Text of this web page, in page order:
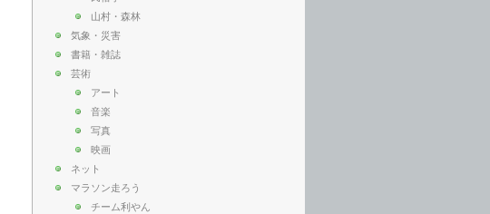
山村・森林
気象・災害
書籍・雑誌
芸術
アート
音楽
写真
映画
ネット
マラソン走ろう
チーム利やん